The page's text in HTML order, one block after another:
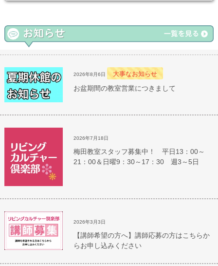
2026年8月6日 大事なお知らせ
お盆期間の教室営業につきまして
2026年7月18日
梅田教室スタッフ募集中！ 平日13：00～
21：00＆日曜9：30～17：30 週3～5日
2026年3月3日
【講師希望の方へ】講師応募の方はこちらか
らお申し込みください